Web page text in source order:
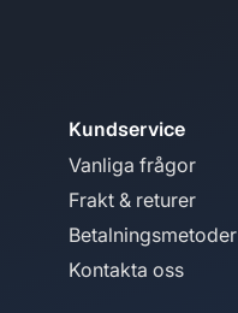
Kundservice
Vanliga frågor
Frakt & returer
Betalningsmetoder
Kontakta oss